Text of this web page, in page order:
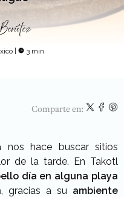
3 min
Comparte en:
nos hace buscar sitios
de la tarde. En Takotl
día en alguna playa
, gracias a su ambiente